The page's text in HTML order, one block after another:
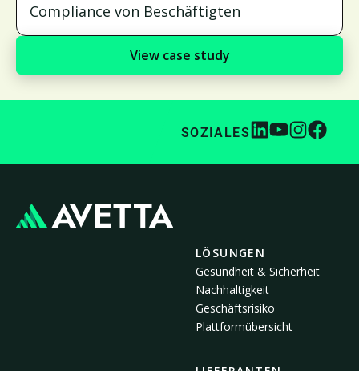
Compliance von Beschäftigten
View case study
SOZIALES
LÖSUNGEN
Gesundheit & Sicherheit
Nachhaltigkeit
Geschäftsrisiko
Plattformübersicht